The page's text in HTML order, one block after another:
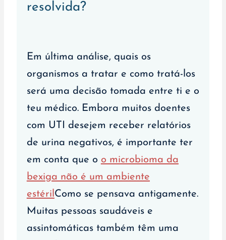
resolvida?
Em última análise, quais os
organismos a tratar e como tratá-los
será uma decisão tomada entre ti e o
teu médico. Embora muitos doentes
com UTI desejem receber relatórios
de urina negativos, é importante ter
em conta que o o microbioma da
bexiga não é um ambiente
estérilComo se pensava antigamente.
Muitas pessoas saudáveis e
assintomáticas também têm uma